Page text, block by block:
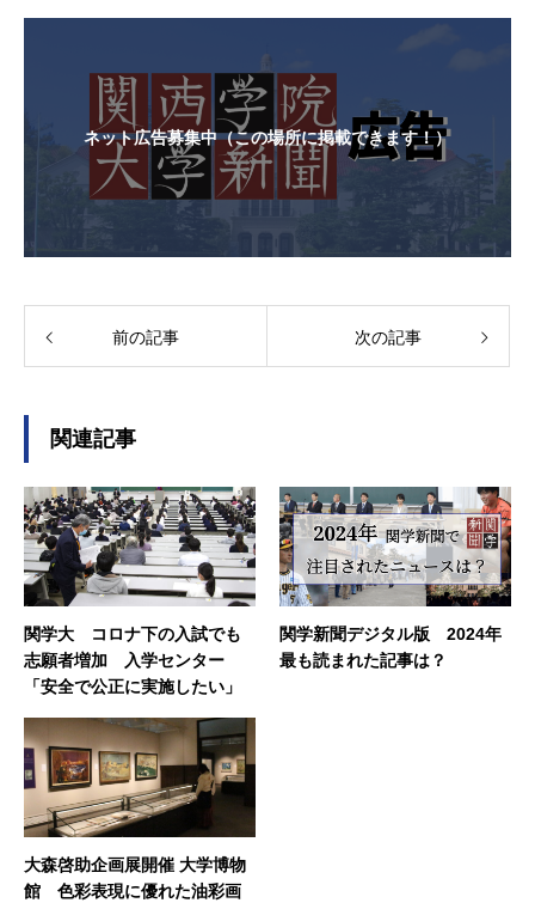
ネット広告募集中（この場所に掲載できます！）
前の記事 次の記事
関連記事
関学大 コロナ下の入試でも
志願者増加 入学センター
「安全で公正に実施したい」
関学新聞デジタル版 2024年
最も読まれた記事は？
大森啓助企画展開催 大学博物
館 色彩表現に優れた油彩画